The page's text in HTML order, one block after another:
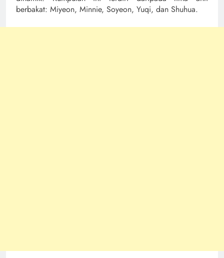
berbakat: Miyeon, Minnie, Soyeon, Yuqi, dan Shuhua.